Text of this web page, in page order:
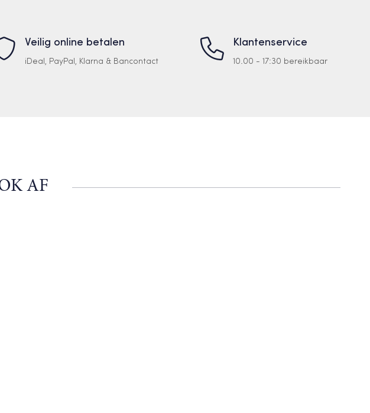
Veilig online betalen
iDeal, PayPal, Klarna & Bancontact
Klantenservice
10.00 - 17:30 bereikbaar
AF